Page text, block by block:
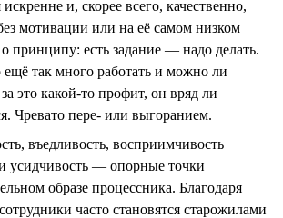
искренне и, скорее всего, качественно,
мотивации или на её самом низком
принципу: есть задание — надо делать.
ещё так много работать и можно ли
это какой-то профит, он вряд ли
Чревато пере- или выгоранием.
въедливость, восприимчивость
усидчивость — опорные точки
образе процессника. Благодаря
часто становятся старожилами